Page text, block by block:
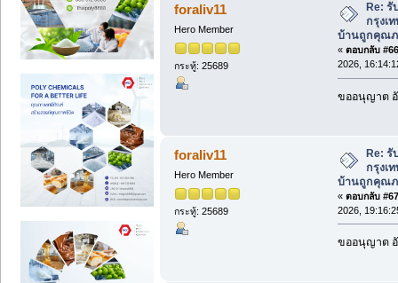
foraliv11
Hero Member
กระทู้: 25689
Re: รั
กรุงเ
บ้านถูกคุณภ
« ตอบกลับ
2026,
ขออนุญาต
foraliv11
Hero Member
กระทู้: 25689
Re: รั
กรุงเ
บ้านถูกคุณภ
« ตอบกลับ
2026,
ขออนุญาต